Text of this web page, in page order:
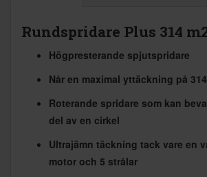
Rundspridare Plus 314
Högpresterande spjutspridare
Når en maximal yttäckning på 314
Roterande spridare som kan
del av en cirkel
Ultrajämn täckning tack vare en
motor och 5 strålar